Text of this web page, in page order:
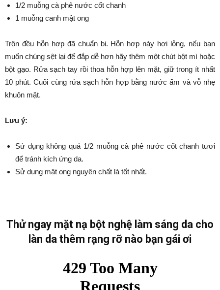
1/2 muỗng cà phê nước cốt chanh
1 muỗng canh mật ong
Trộn đều hỗn hợp đã chuẩn bị. Hỗn hợp này hơi lỏng, nếu bạn
muốn chúng sệt lại để đắp dễ hơn hãy thêm một chút bột mì hoặc
bột gạo. Rửa sạch tay rồi thoa hỗn hợp lên mặt, giữ trong ít nhất
10 phút. Cuối cùng rửa sạch hỗn hợp bằng nước ấm và vỗ nhẹ
khuôn mặt.
Lưu ý:
Sử dụng không quá 1/2 muỗng cà phê nước cốt chanh tươi
để tránh kích ứng da.
Sử dụng mật ong nguyên chất là tốt nhất.
Thử ngay mặt nạ bột nghệ làm sáng da cho
làn da thêm rạng rỡ nào bạn gái ơi